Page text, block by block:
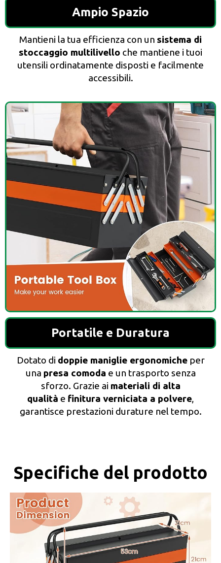
Ampio Spazio
Mantieni la tua efficienza con un sistema di
stoccaggio multilivello che mantiene i tuoi
utensili ordinatamente disposti e facilmente
accessibili.
Portatile e Duratura
Dotato di doppie maniglie ergonomicheper
una presa comoda e un trasporto senza
sforzo. Grazie ai materiali di alta
qualità e finitura verniciata a polvere,
garantisce prestazioni durature nel tempo.
Specifiche del prodotto